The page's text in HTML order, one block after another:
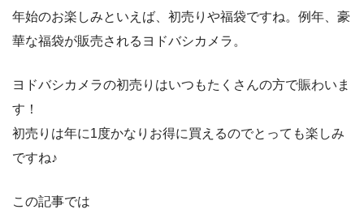
年始のお楽しみといえば、初売りや福袋ですね。例年、豪
華な福袋が販売されるヨドバシカメラ。
ヨドバシカメラの初売りはいつもたくさんの方で賑わいま
す！
初売りは年に1度かなりお得に買えるのでとっても楽しみ
ですね♪
この記事では